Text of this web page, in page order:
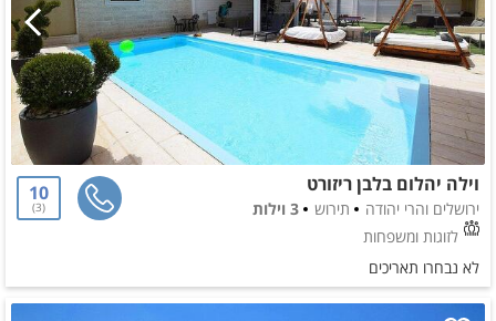
וילה יהלום בלבן ריזורט
ירושלים והרי יהודה תירוש
3 וילות
לזוגות ומשפחות
10
3
לא נבחרו תאריכים